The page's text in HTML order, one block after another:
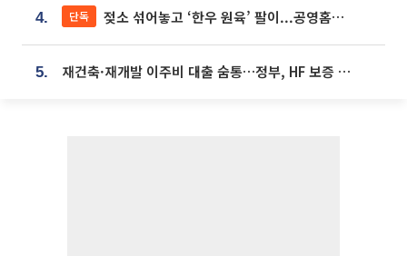
4. 단독 젖소 섞어놓고 ‘한우 원육’ 팔이...공영홈쇼핑 표기·검증 구멍
5. 재건축·재개발 이주비 대출 숨통…정부, HF 보증 신설 추진